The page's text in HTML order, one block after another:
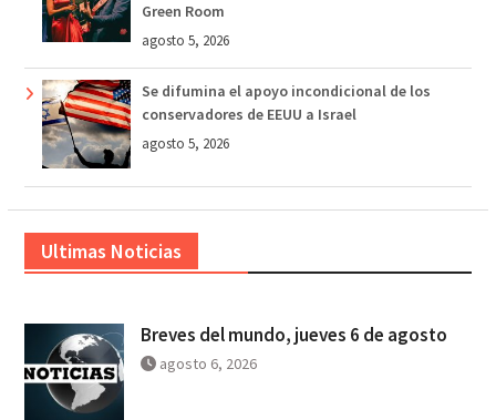
Green Room
agosto 5, 2026
Se difumina el apoyo incondicional de los
conservadores de EEUU a Israel
agosto 5, 2026
Ultimas Noticias
Breves del mundo, jueves 6 de agosto
agosto 6, 2026